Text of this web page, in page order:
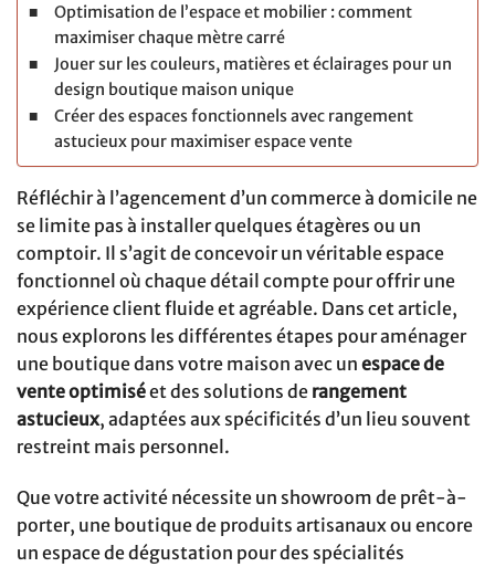
Optimisation de l’espace et mobilier : comment
maximiser chaque mètre carré
Jouer sur les couleurs, matières et éclairages pour un
design boutique maison unique
Créer des espaces fonctionnels avec rangement
astucieux pour maximiser espace vente
Réfléchir à l’agencement d’un commerce à domicile ne
se limite pas à installer quelques étagères ou un
comptoir. Il s’agit de concevoir un véritable espace
fonctionnel où chaque détail compte pour offrir une
expérience client fluide et agréable. Dans cet article,
nous explorons les différentes étapes pour aménager
une boutique dans votre maison avec un espace de
vente optimiséet des solutions de rangement
astucieux, adaptées aux spécificités d’un lieu souvent
restreint mais personnel.
Que votre activité nécessite un showroom de prêt-à-
porter, une boutique de produits artisanaux ou encore
un espace de dégustation pour des spécialités